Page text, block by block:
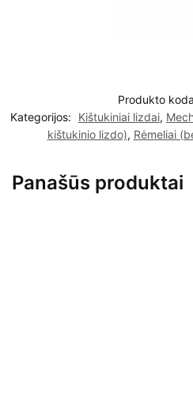
Produkto
Kategorijos:
Kištukiniai lizdai,
kištukinio lizdo), Rėmeliai
Panašūs produktai